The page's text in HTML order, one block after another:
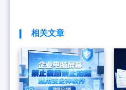
相关文章